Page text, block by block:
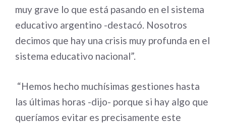
muy grave lo que está pasando en el sistema
educativo argentino -destacó. Nosotros
decimos que hay una crisis muy profunda en el
sistema educativo nacional”.
“Hemos hecho muchísimas gestiones hasta
las últimas horas -dijo- porque si hay algo que
queríamos evitar es precisamente este